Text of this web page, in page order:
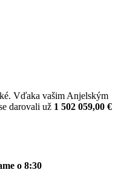
Vďaka vašim Anjelským
darovali už 1 502 059,00 €
o 8:30